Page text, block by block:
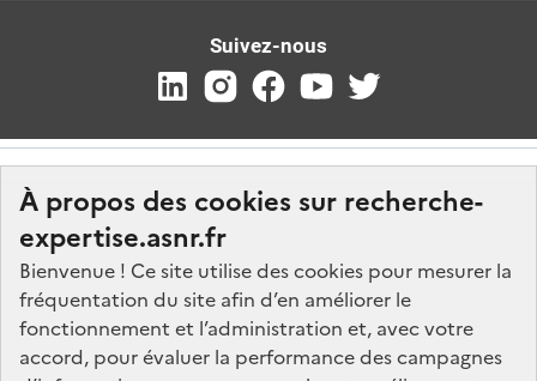
À propos des cookies sur recherche-
expertise.asnr.fr
Bienvenue ! Ce site utilise des cookies pour mesurer la
fréquentation du site afin d’en améliorer le
fonctionnement et l’administration et, avec votre
accord, pour évaluer la performance des campagnes
Suivez-nous
Nos marchés
Nos offres d'emploi